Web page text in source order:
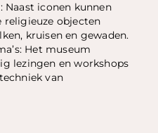
Naast iconen kunnen
religieuze objecten
kruisen en gewaden.
Het museum
lezingen en workshops
van